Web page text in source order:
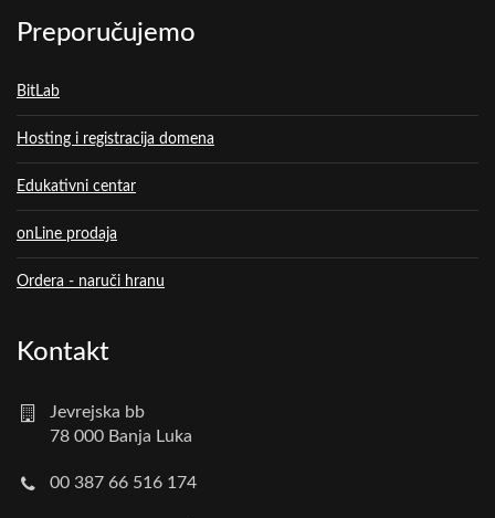
Preporučujemo
BitLab
Hosting i registracija domena
Edukativni centar
onLine prodaja
Ordera - naruči hranu
Kontakt
Jevrejska bb
78 000 Banja Luka
00 387 66 516 174